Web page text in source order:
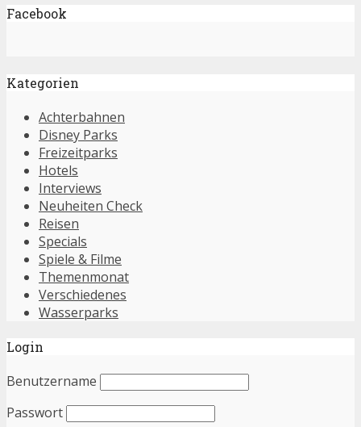
Facebook
Kategorien
Achterbahnen
Disney Parks
Freizeitparks
Hotels
Interviews
Neuheiten Check
Reisen
Specials
Spiele & Filme
Themenmonat
Verschiedenes
Wasserparks
Login
Benutzername
Passwort